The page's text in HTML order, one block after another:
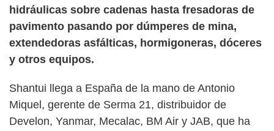
hidráulicas sobre cadenas hasta fresadoras de
pavimento pasando por dúmperes de mina,
extendedoras asfálticas, hormigoneras, dóceres
y otros equipos.
Shantui llega a España de la mano de Antonio
Miquel, gerente de Serma 21, distribuidor de
Develon, Yanmar, Mecalac, BM Air y JAB, que ha